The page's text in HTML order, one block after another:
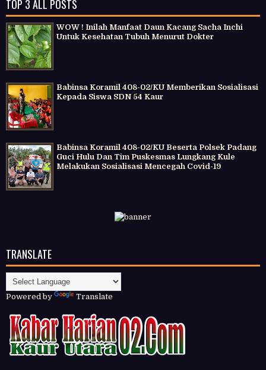
TOP 3 ALL POSTS
WOW ! Inilah Manfaat Daun Kacang Sacha Inchi
Untuk Kesehatan Tubuh Menurut Dokter
Babinsa Koramil 408-02/KU Memberikan Sosialisasi
Kepada Siswa SDN 54 Kaur
Babinsa Koramil 408-02/KU Beserta Polsek Padang
Guci Hulu Dan Tim Puskesmas Lungkang Kule
Melakukan Sosialisasi Mencegah Covid-19
TRANSLATE
Powered by Translate